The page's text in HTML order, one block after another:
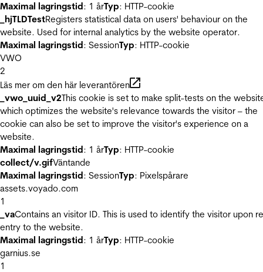
Maximal lagringstid: 1 årTyp: HTTP-cookie
_hjTLDTestRegisters statistical data on users' behaviour on the
website. Used for internal analytics by the website operator.
Maximal lagringstid: SessionTyp: HTTP-cookie
VWO
2
Läs mer om den här leverantören
_vwo_uuid_v2This cookie is set to make split-tests on the
which optimizes the website's relevance towards the visitor – the
cookie can also be set to improve the visitor's experience on a
website.
Maximal lagringstid: 1 årTyp: HTTP-cookie
collect/v.gifVäntande
Maximal lagringstid: SessionTyp: Pixelspårare
assets.voyado.com
1
_vaContains an visitor ID. This is used to identify the visitor upon
entry to the website.
Maximal lagringstid: 1 årTyp: HTTP-cookie
garnius.se
1